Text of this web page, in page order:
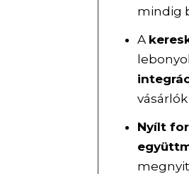
mindig
A
Nyílt